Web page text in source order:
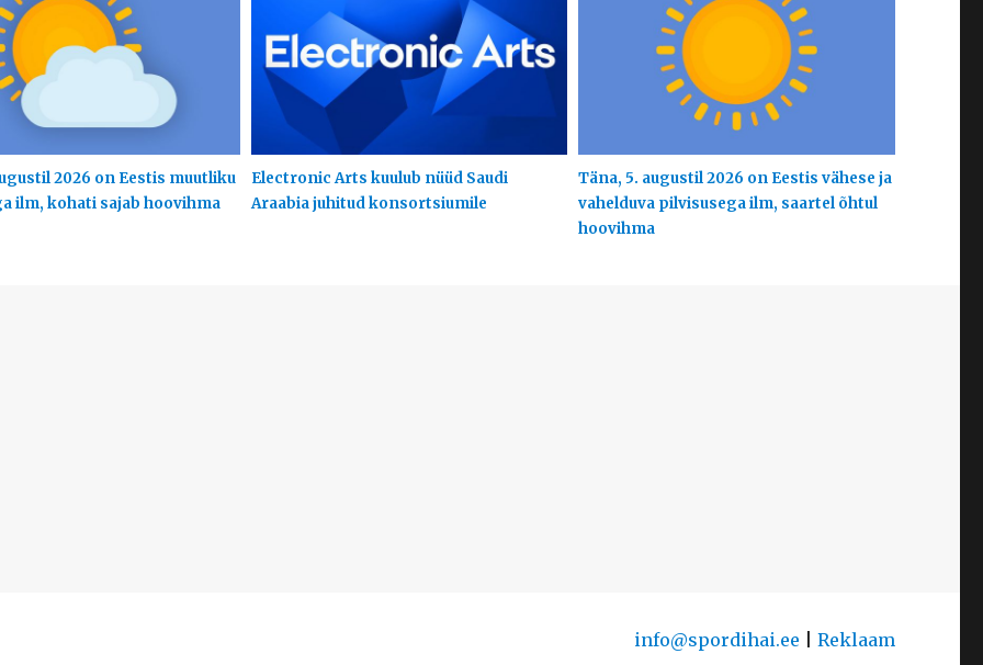
2026 on Eestis muutliku
ilm, kohati sajab hoovihma
Electronic Arts kuulub nüüd Saudi
Araabia juhitud konsortsiumile
Täna, 5. augustil 2026 on Eestis vähese ja
vahelduva pilvisusega ilm, saartel õhtul
hoovihma
info@spordihai.ee Reklaam